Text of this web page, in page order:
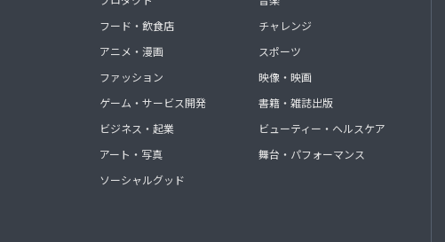
フード・飲食店
アニメ・漫画
ファッション
ゲーム・サービス開発
ビジネス・起業
アート・写真
ソーシャルグッド
チャレンジ
スポーツ
映像・映画
書籍・雑誌出版
ビューティー・ヘルスケア
舞台・パフォーマンス